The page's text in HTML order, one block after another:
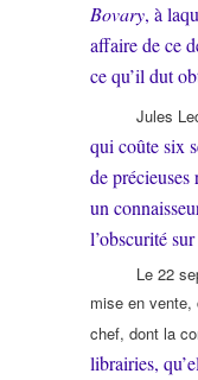
Bovary, à
affaire de ce
ce qu’il dut
Jules
qui coûte six
de
un
l’obscurité
Le 22
mise en
chef, dont la
librairies,